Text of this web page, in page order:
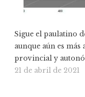
Sigue el paulatino
aunque aún es
provincial y
21 de abril de 2021